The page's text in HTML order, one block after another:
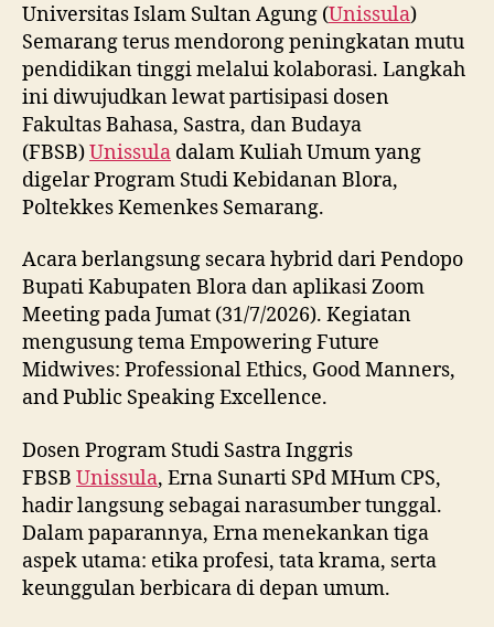
Universitas Islam Sultan Agung (Unissula)
Semarang terus mendorong peningkatan mutu
pendidikan tinggi melalui kolaborasi. Langkah
ini diwujudkan lewat partisipasi dosen
Fakultas Bahasa, Sastra, dan Budaya
(FBSB)Unissula dalam Kuliah Umum yang
digelar Program Studi Kebidanan Blora,
Poltekkes Kemenkes Semarang.
Acara berlangsung secara hybrid dari Pendopo
Bupati Kabupaten Blora dan aplikasi Zoom
Meeting pada Jumat (31/7/2026). Kegiatan
mengusung tema Empowering Future
Midwives: Professional Ethics, Good Manners,
and Public Speaking Excellence.
Dosen Program Studi Sastra Inggris
FBSB Unissula, Erna Sunarti SPd MHum CPS,
hadir langsung sebagai narasumber tunggal.
Dalam paparannya, Erna menekankan tiga
aspek utama: etika profesi, tata krama, serta
keunggulan berbicara di depan umum.